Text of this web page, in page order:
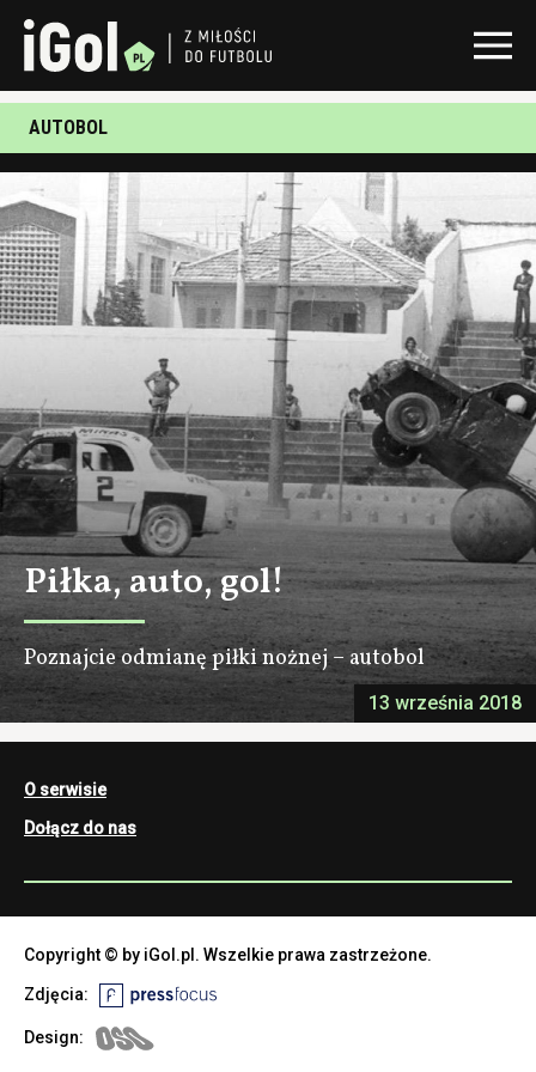
AUTOBOL
13 września 2018
Piłka, auto, gol!
Poznajcie odmianę piłki nożnej – autobol
O serwisie
Dołącz do nas
Copyright © by iGol.pl. Wszelkie prawa zastrzeżone.
Zdjęcia:
Design: